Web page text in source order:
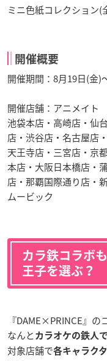
ミニ色紙コレクション(
開催概要
開催期間：8月19日(金)
開催店舗：アニメイト
池袋本店・高崎店・仙
店・渋谷店・名古屋店
天王寺店・三宮店・京
本店・大阪日本橋店・
店・那覇国際通り店・
ムービック
カラ鉄コラボ
王子を選ぶ？
『DAME×PRINCE』の
なんと カラオケの鉄人
対象店舗で各キャラク